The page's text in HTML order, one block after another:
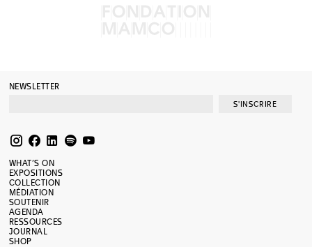
NEWSLETTER
S'INSCRIRE
WHAT’S ON
EXPOSITIONS
COLLECTION
MÉDIATION
SOUTENIR
AGENDA
RESSOURCES
JOURNAL
SHOP